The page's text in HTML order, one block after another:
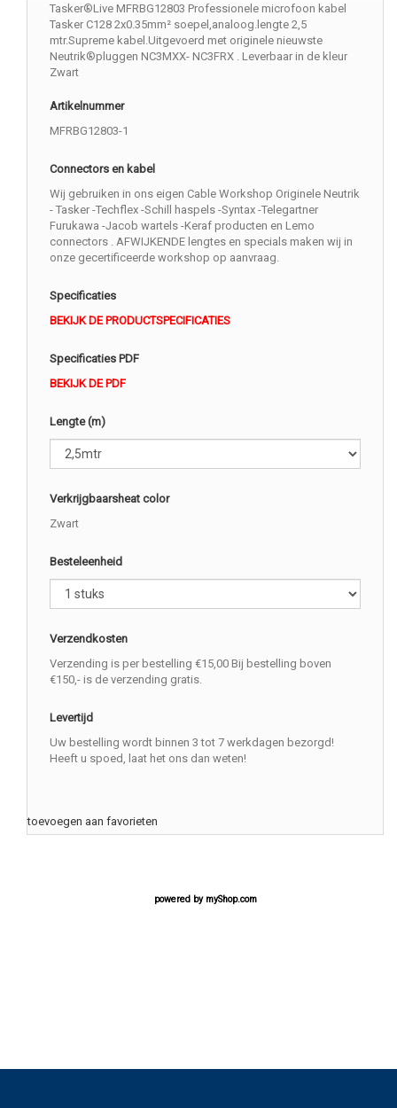
Tasker®Live MFRBG12803 Professionele microfoon kabel
Tasker C128 2x0.35mm² soepel,analoog.lengte 2,5
mtr.Supreme kabel.Uitgevoerd met originele nieuwste
Neutrik®pluggen NC3MXX- NC3FRX . Leverbaar in de kleur
Zwart
Artikelnummer
MFRBG12803-1
Connectors en kabel
Wij gebruiken in ons eigen Cable Workshop Originele Neutrik
- Tasker -Techflex -Schill haspels -Syntax -Telegartner
Furukawa -Jacob wartels -Keraf producten en Lemo
connectors . AFWIJKENDE lengtes en specials maken wij in
onze gecertificeerde workshop op aanvraag.
Specificaties
BEKIJK DE PRODUCTSPECIFICATIES
Specificaties PDF
BEKIJK DE PDF
Lengte (m)
Verkrijgbaarsheat color
Zwart
Besteleenheid
Verzendkosten
Verzending is per bestelling €15,00 Bij bestelling boven
€150,- is de verzending gratis.
Levertijd
Uw bestelling wordt binnen 3 tot 7 werkdagen bezorgd!
Heeft u spoed, laat het ons dan weten!
toevoegen aan favorieten
powered by myShop.com